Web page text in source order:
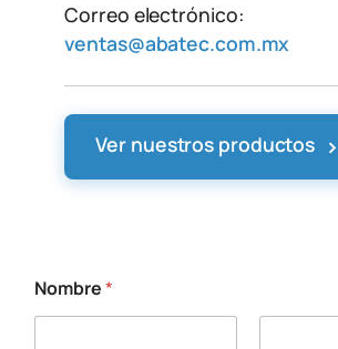
Correo electrónico:
ventas@abatec.com.mx
Ver nuestros productos ›
*
E
Nombre*